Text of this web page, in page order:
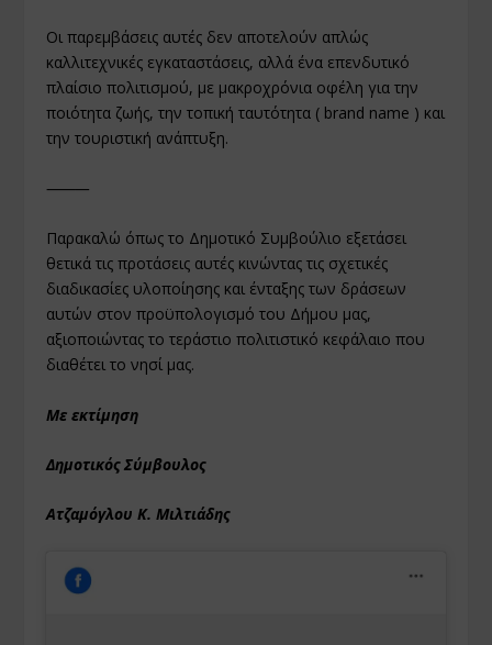
Οι παρεμβάσεις αυτές δεν αποτελούν απλώς
καλλιτεχνικές εγκαταστάσεις, αλλά ένα επενδυτικό
πλαίσιο πολιτισμού, με μακροχρόνια οφέλη για την
ποιότητα ζωής, την τοπική ταυτότητα ( brand name ) και
την τουριστική ανάπτυξη.
⸻
Παρακαλώ όπως το Δημοτικό Συμβούλιο εξετάσει
θετικά τις προτάσεις αυτές κινώντας τις σχετικές
διαδικασίες υλοποίησης και ένταξης των δράσεων
αυτών στον προϋπολογισμό του Δήμου μας,
αξιοποιώντας το τεράστιο πολιτιστικό κεφάλαιο που
διαθέτει το νησί μας.
Με εκτίμηση
Δημοτικός Σύμβουλος
Ατζαμόγλου Κ. Μιλτιάδης